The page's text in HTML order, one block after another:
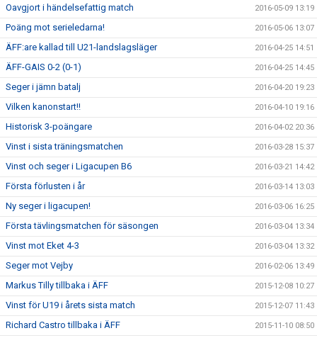
Oavgjort i händelsefattig match 2016-05-09 13:19
Poäng mot serieledarna! 2016-05-06 13:07
ÄFF:are kallad till U21-landslagsläger 2016-04-25 14:51
ÄFF-GAIS 0-2 (0-1) 2016-04-25 14:45
Seger i jämn batalj 2016-04-20 19:23
Vilken kanonstart!! 2016-04-10 19:16
Historisk 3-poängare 2016-04-02 20:36
Vinst i sista träningsmatchen 2016-03-28 15:37
Vinst och seger i Ligacupen B6 2016-03-21 14:42
Första förlusten i år 2016-03-14 13:03
Ny seger i ligacupen! 2016-03-06 16:25
Första tävlingsmatchen för säsongen 2016-03-04 13:34
Vinst mot Eket 4-3 2016-03-04 13:32
Seger mot Vejby 2016-02-06 13:49
Markus Tilly tillbaka i ÄFF 2015-12-08 10:27
Vinst för U19 i årets sista match 2015-12-07 11:43
Richard Castro tillbaka i ÄFF 2015-11-10 08:50